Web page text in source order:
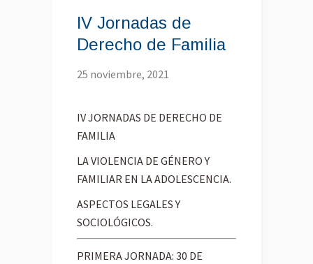
IV Jornadas de
Derecho de Familia
25 noviembre, 2021
IV JORNADAS DE DERECHO DE
FAMILIA
LA VIOLENCIA DE GÉNERO Y
FAMILIAR EN LA ADOLESCENCIA.
ASPECTOS LEGALES Y
SOCIOLÓGICOS.
PRIMERA JORNADA: 30 DE